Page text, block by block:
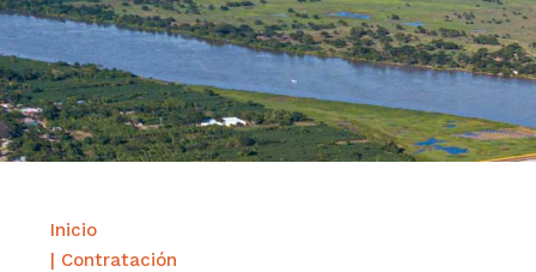
Inicio
| Contratación